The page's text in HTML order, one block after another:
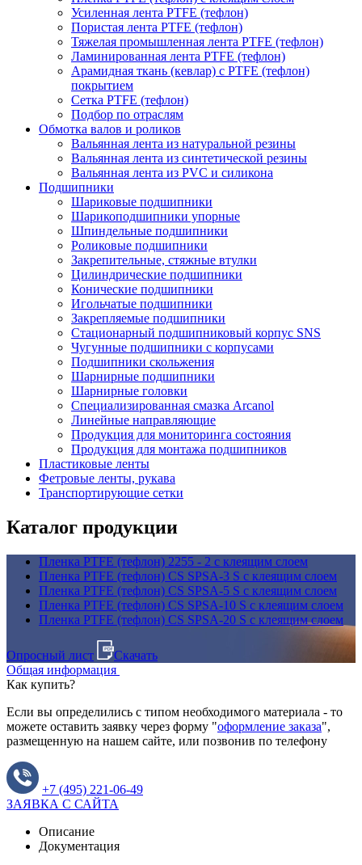
Усиленная лента PTFE (тефлон)
Пористая лента PTFE (тефлон)
Тяжелая промышленная лента PTFE (тефлон)
Ламинированная лента PTFE (тефлон)
Арамидная ткань (кевлар) с PTFE (тефлон)
покрытием
Сетка PTFE (тефлон)
Подбор по отраслям
Обмотка валов и роликов
Вальянная лента из натуральной резины
Вальянная лента из синтетической резины
Вальянная лента из PVC и силикона
Подшипники
Шариковые подшипники
Шарикоподшипники упорные
Шпиндельные подшипники
Роликовые подшипники
Закрепительные, стяжные втулки
Цилиндрические подшипники
Конические подшипники
Игольчатые подшипники
Закрепляемые подшипники
Стационарный подшипниковый корпус SNS
Чугунные подшипники с корпусами
Подшипники скольжения
Шарнирные подшипники
Шарнирные головки
Специализированная смазка Arcanol
Линейные направляющие
Продукция для мониторинга состояния
Продукция для монтажа подшипников
Пластиковые ленты
Фетровые ленты, рукава
Транспортирующие сетки
Каталог продукции
Пленка PTFE (тефлон) 2255 - 2 с клеящим слоем
Пленка PTFE (тефлон) CS SPSA-3 S с клеящим слоем
Пленка PTFE (тефлон) CS SPSA-5 S с клеящим слоем
Пленка PTFE (тефлон) CS SPSA-10 S с клеящим слоем
Пленка PTFE (тефлон) CS SPSA-20 S с клеящим слоем
Опросный лист
Скачать
Общая информация
Как купить?
Если вы определились с типом необходимого материала - то
можете оставить заявку через форму "оформление заказа",
размещенную на нашем сайте, или позвонив по телефону
+7 (495) 221-06-49
ЗАЯВКА С САЙТА
Описание
Документация